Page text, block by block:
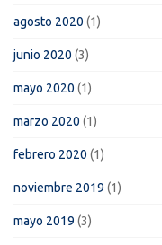
agosto 2020 (1)
junio 2020 (3)
mayo 2020 (1)
marzo 2020 (1)
febrero 2020 (1)
noviembre 2019 (1)
mayo 2019 (3)